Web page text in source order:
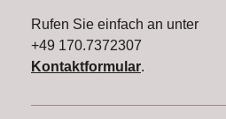
Rufen Sie einfach an unter
+49 170.7372307
Kontaktformular.